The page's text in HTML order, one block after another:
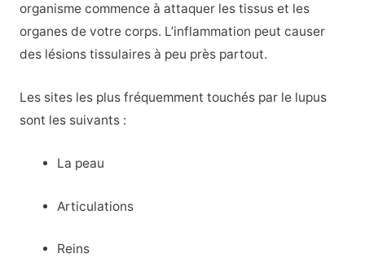
organisme commence à attaquer les tissus et les
organes de votre corps. L’inflammation peut causer
des lésions tissulaires à peu près partout.
Les sites les plus fréquemment touchés par le lupus
sont les suivants :
La peau
Articulations
Reins